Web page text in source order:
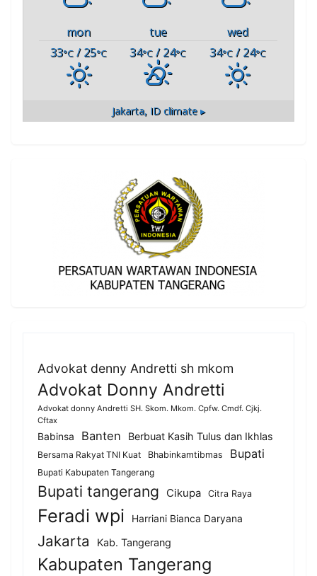
mon tue
wed
33°C / 25°C 34°C / 24°C 34°C/ 24°C
Jakarta, ID climate ▸
Advokat denny Andretti sh mkom
Advokat Donny Andretti
Advokat donny Andretti SH. Skom. Mkom. Cpfw. Cmdf. Cjkj.
Cftax
Babinsa Banten Berbuat Kasih Tulus dan Ikhlas
Bersama Rakyat TNI Kuat Bhabinkamtibmas Bupati
Bupati Kabupaten Tangerang
Bupati tangerang Cikupa Citra Raya
Feradi wpi Harriani Bianca Daryana
Jakarta Kab. Tangerang
Kabupaten Tangerang